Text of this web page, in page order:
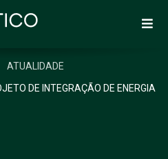
ATUALIDADE
DE INTEGRAÇÃO DE ENERGIA